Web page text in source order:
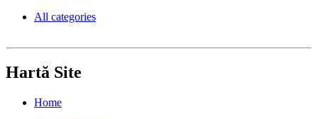
All categories
Hartă Site
Home